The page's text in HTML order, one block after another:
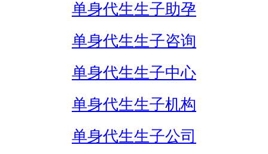
单身代生生子助孕
单身代生生子咨询
单身代生生子中心
单身代生生子机构
单身代生生子公司